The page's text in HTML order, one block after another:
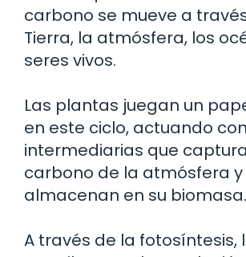
carbono se mueve a
Tierra, la atmósfera, los
seres vivos.
Las plantas juegan un
en este ciclo, actuando
intermediarias que
carbono de la atmósfera y
almacenan en su biomasa.
A través de la fotosíntesis,